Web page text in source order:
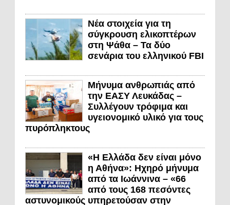
Νέα στοιχεία για τη
σύγκρουση ελικοπτέρων
στη Ψάθα – Τα δύο
σενάρια του ελληνικού FBI
Μήνυμα ανθρωπιάς από
την ΕΑΣΥ Λευκάδας –
Συλλέγουν τρόφιμα και
υγειονομικό υλικό για τους
πυρόπληκτους
«Η Ελλάδα δεν είναι μόνο
η Αθήνα»: Ηχηρό μήνυμα
από τα Ιωάννινα – «66
από τους 168 πεσόντες
αστυνομικούς υπηρετούσαν στην